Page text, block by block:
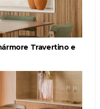
Travertino e